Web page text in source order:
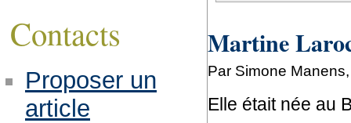
Martine
Par Simone
Elle était née au
Contacts
Proposer un
article